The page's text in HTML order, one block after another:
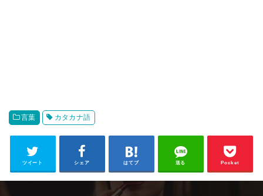
言葉 カタカナ語
ツイート シェア はてブ 送る Pocket